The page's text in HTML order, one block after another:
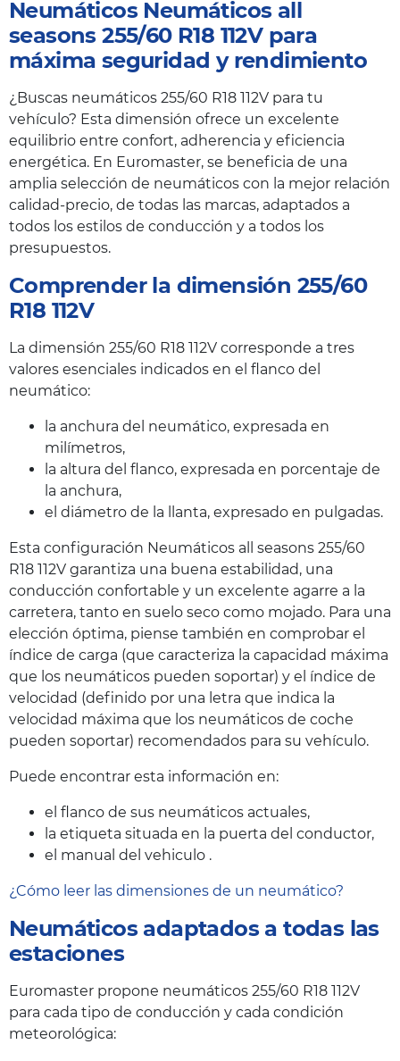
Neumáticos Neumáticos all
seasons 255/60 R18 112V para
máxima seguridad y rendimiento
¿Buscas neumáticos 255/60 R18 112V para tu
vehículo? Esta dimensión ofrece un excelente
equilibrio entre confort, adherencia y eficiencia
energética. En Euromaster, se beneficia de una
amplia selección de neumáticos con la mejor relación
calidad-precio, de todas las marcas, adaptados a
todos los estilos de conducción y a todos los
presupuestos.
Comprender la dimensión 255/60
R18 112V
La dimensión 255/60 R18 112V corresponde a tres
valores esenciales indicados en el flanco del
neumático:
la anchura del neumático, expresada en
milímetros,
la altura del flanco, expresada en porcentaje de
la anchura,
el diámetro de la llanta, expresado en pulgadas.
Esta configuración Neumáticos all seasons 255/60
R18 112V garantiza una buena estabilidad, una
conducción confortable y un excelente agarre a la
carretera, tanto en suelo seco como mojado. Para una
elección óptima, piense también en comprobar el
índice de carga (que caracteriza la capacidad máxima
que los neumáticos pueden soportar) y el índice de
velocidad (definido por una letra que indica la
velocidad máxima que los neumáticos de coche
pueden soportar) recomendados para su vehículo.
Puede encontrar esta información en:
el flanco de sus neumáticos actuales,
la etiqueta situada en la puerta del conductor,
el manual del vehiculo .
¿Cómo leer las dimensiones de un neumático?
Neumáticos adaptados a todas las
estaciones
Euromaster propone neumáticos 255/60 R18 112V
para cada tipo de conducción y cada condición
meteorológica: